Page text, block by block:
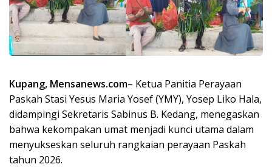
Kupang, Mensanews.com– Ketua Panitia Perayaan
Paskah Stasi Yesus Maria Yosef (YMY), Yosep Liko Hala,
didampingi Sekretaris Sabinus B. Kedang, menegaskan
bahwa kekompakan umat menjadi kunci utama dalam
menyukseskan seluruh rangkaian perayaan Paskah
tahun 2026.